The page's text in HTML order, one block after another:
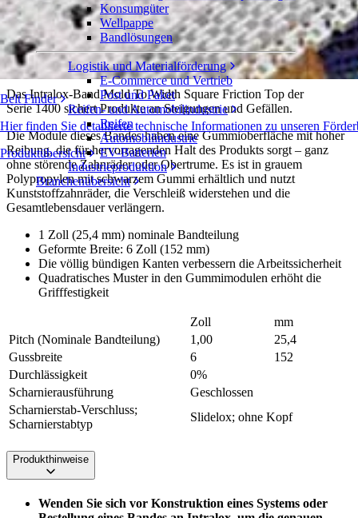
Belt Finder
Hier finden Sie detaillierte technische Informationen zu unseren
Produktübersicht
Konsumgüter
Wellpappe
Bandlösungen
Logistik und Materialförderung
E-Commerce und Vertrieb
Post und Paket
Reifen- und Automobilindustrie
Reifen
Automobilindustrie
EV-Batterien
Industrieproduktion
Branchenübersicht
Mold To Width Square Friction Top
Serie 1400
Freigeben Angebot einholen
Das Intralox-Band Mold To Width Square Friction Top der
Serie 1400 sichert Produkte an Steigungen und Gefällen.
Die Module dieses Bandes haben eine Gummioberfläche mit hoher
Reibung, die für hervorragenden Halt des Produkts sorgt – ganz
ohne störende Zahnräder oder Obertrume. Es ist in grauem
Polypropylen mit schwarzem Gummi erhältlich und nutzt
Kunststoffzahnräder, die Verschleiß widerstehen und die
Gesamtlebensdauer verlängern.
1 Zoll (25,4 mm) nominale Bandteilung
Geformte Breite: 6 Zoll (152 mm)
Die völlig bündigen Kanten verbessern die Arbeitssicherheit
Quadratisches Muster in den Gummimodulen erhöht die
Grifffestigkeit
Zoll
mm
Pitch (Nominale Bandteilung)
1,00
25,4
Gussbreite
6
152
Durchlässigkeit
0%
Scharnierausführung
Geschlossen
Scharnierstab-Verschluss;
Scharnierstabtyp
Slidelox; ohne Kopf
Produkthinweise
Wenden Sie sich vor Konstruktion eines Systems oder